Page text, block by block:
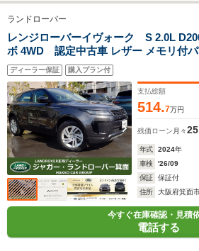
ランドローバー
レンジローバーイヴォーク S 2.0L
ボ 4WD 認定中古車 レザー メモリ付
ヤレス充電 サラウンドカメラ デジタル
ワーテールゲート ACC/LKA/BSM/RTM
AppleCarPlay&AndroidAuto LEDヘッ
AW
ディーラー保証 購入プラン付
支払総額
514.7万円
残価ローン 月々
年式 2024年
車検
'26/09
保証
保証付
住所
大阪府箕面
今すぐ在庫確認・見積
電話する